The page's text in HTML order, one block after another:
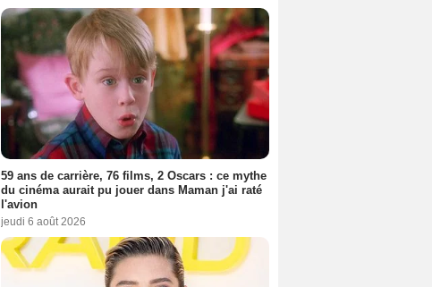
59 ans de carrière, 76 films, 2 Oscars : ce mythe
du cinéma aurait pu jouer dans Maman j'ai raté
l'avion
jeudi 6 août 2026